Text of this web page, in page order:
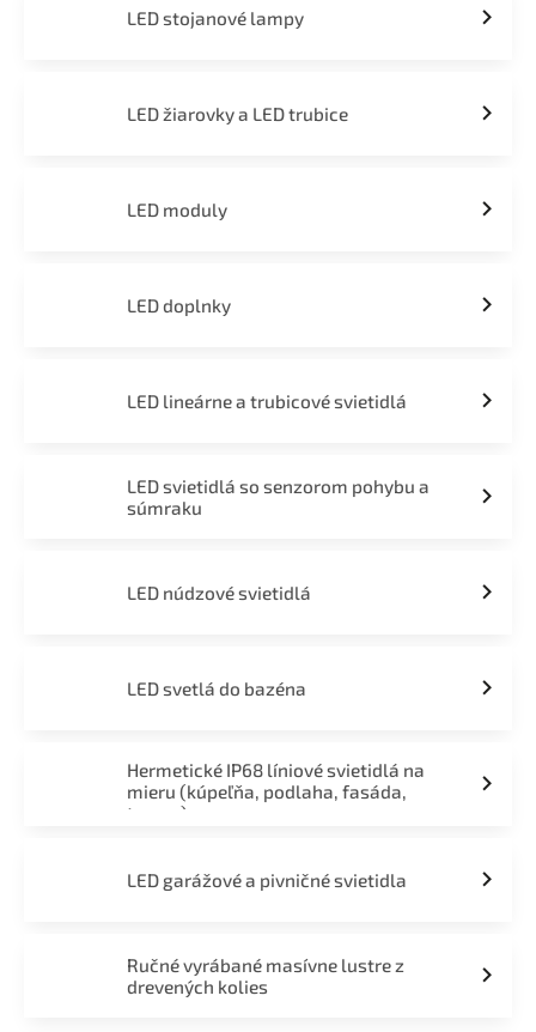
LED stojanové lampy
LED žiarovky a LED trubice
LED moduly
LED doplnky
LED lineárne a trubicové svietidlá
LED svietidlá so senzorom pohybu a
súmraku
LED núdzové svietidlá
LED svetlá do bazéna
Hermetické IP68 líniové svietidlá na
mieru (kúpeľňa, podlaha, fasáda,
terasa)
LED garážové a pivničné svietidla
Ručné vyrábané masívne lustre z
drevených kolies